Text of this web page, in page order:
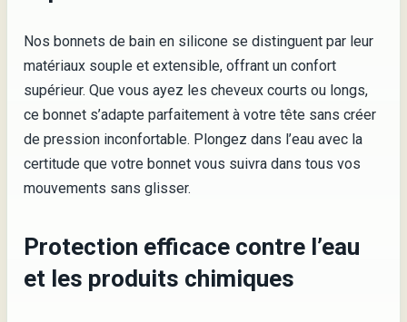
Nos bonnets de bain en silicone se distinguent par leur
matériaux souple et extensible, offrant un confort
supérieur. Que vous ayez les cheveux courts ou longs,
ce bonnet s’adapte parfaitement à votre tête sans créer
de pression inconfortable. Plongez dans l’eau avec la
certitude que votre bonnet vous suivra dans tous vos
mouvements sans glisser.
Protection efficace contre l’eau
et les produits chimiques